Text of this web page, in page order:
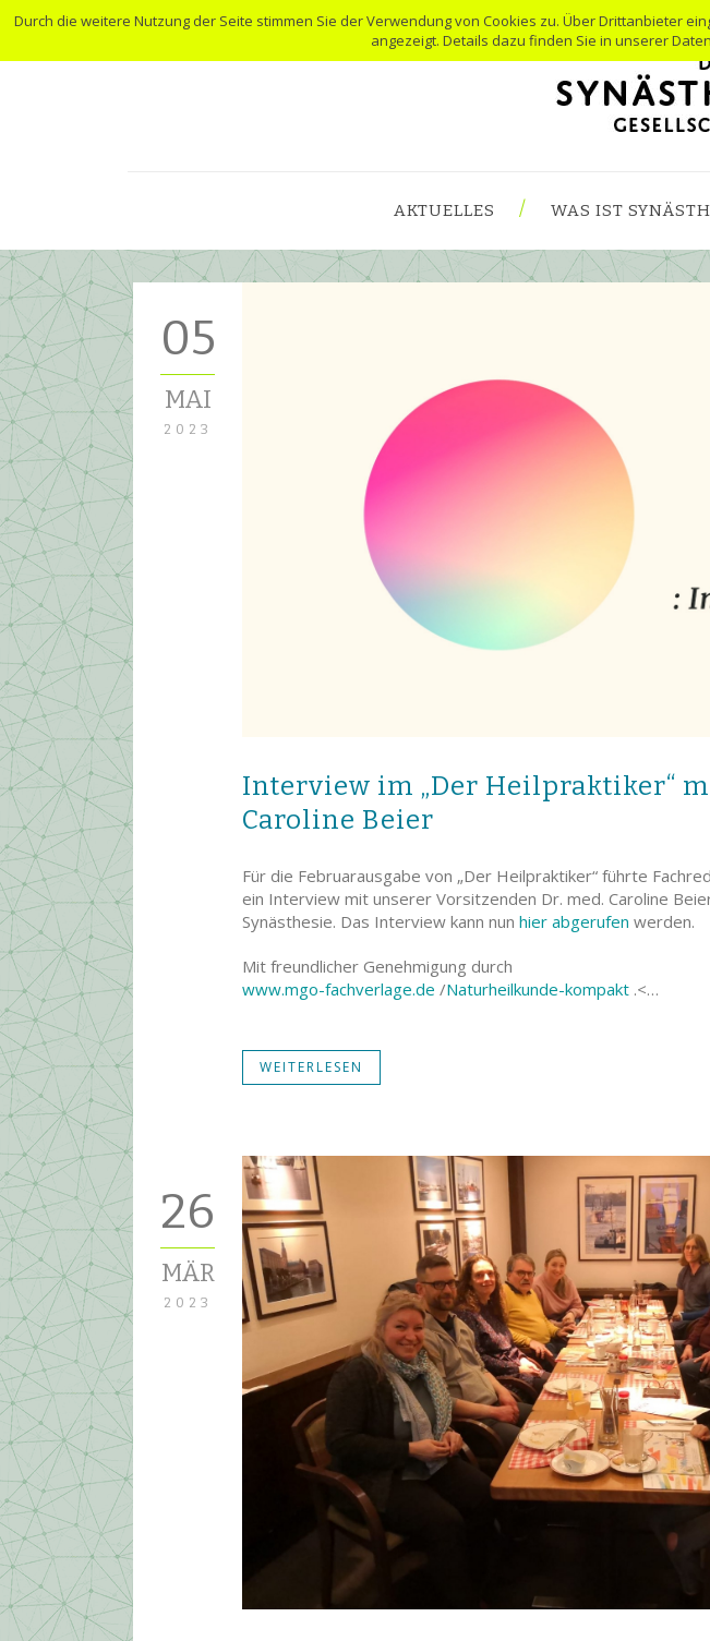
AKTUELLES WAS IST
05
MAI
2023
Interview im „Der Heilpraktiker“
Caroline Beier
Für die Februarausgabe von „Der Heilpraktiker“ führte
ein Interview mit unserer Vorsitzenden Dr. med. Caroline
Synästhesie. Das Interview kann nun hier abgerufen werden.
Mit freundlicher Genehmigung durch
www.mgo-fachverlage.de /Naturheilkunde-kompakt .<…
WEITERLESEN
26
MÄR
2023
Durch die weitere Nutzung der Seite stimmen Sie der Verwendung von Cookies zu. Über Drittanbieter
angezeigt. Details dazu finden Sie in unserer